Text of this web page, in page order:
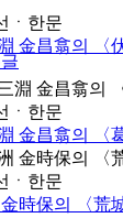
ㆍ 한문
金昌翕의 〈
ㆍ 한문
金昌翕의 〈
ㆍ 한문
時保의 〈荒